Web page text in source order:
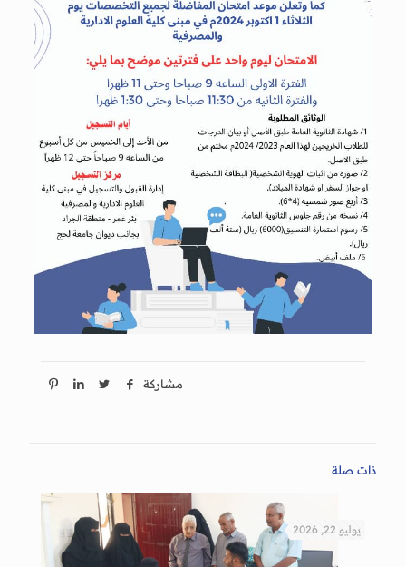
مشاركة
ذات صلة
يوليو 22, 2026